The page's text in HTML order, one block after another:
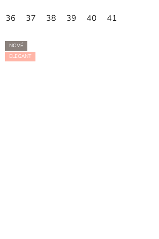
36 37 38 39 40 41
NOVÉ
ELEGANT